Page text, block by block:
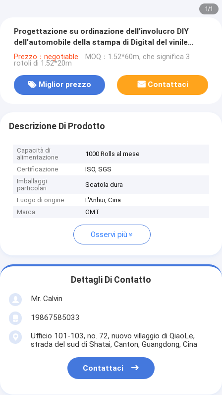
1/1
Progettazione su ordinazione dell'involucro DIY
dell'automobile della stampa di Digital del vinile
dell'involucro dell'automobile della pietra della
sabbia
Prezzo：negotiable MOQ：1.52*60m, che significa 3
rotoli di 1.52*20m
Miglior prezzo Contattaci
Descrizione Di Prodotto
Capacità di
alimentazione
1000 Rolls al mese
Certificazione
ISO, SGS
Imballaggi
particolari
Scatola dura
Luogo di origine
L'Anhui, Cina
Marca
GMT
Osservi più
Dettagli Di Contatto
Mr. Calvin
19867585033
Ufficio 101-103, no. 72, nuovo villaggio di QiaoLe,
strada del sud di Shatai, Canton, Guangdong, Cina
Contattaci